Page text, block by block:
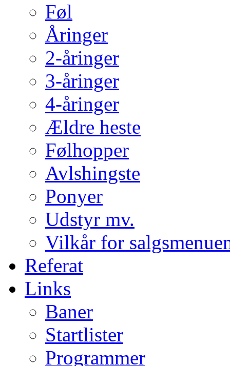
Føl
Åringer
2-åringer
3-åringer
4-åringer
Ældre heste
Følhopper
Avlshingste
Ponyer
Udstyr mv.
Vilkår for
Referat
Links
Baner
Startlister
Programmer